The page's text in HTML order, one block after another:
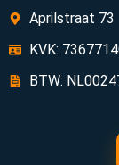
Aprilstraat 73
KVK:
BTW: